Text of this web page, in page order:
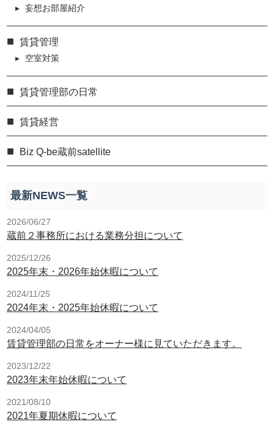
妄想お部屋紹介
賃貸管理
空室対策
賃貸管理部の日常
賃貸経営
Biz Q-be蔵前satellite
最新NEWS一覧
2026/06/27
蔵前２事務所における業務分担について
2025/12/26
2025年末・2026年始休暇について
2024/11/25
2024年末・2025年始休暇について
2024/04/05
賃貸管理部の日常をオーナー様に見ていただきます。
2023/12/22
2023年末年始休暇について
2021/08/10
2021年夏期休暇について